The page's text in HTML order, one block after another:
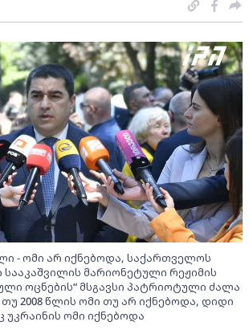
- ომი არ იქნებოდა, საქართველოს
მარიონეტული რეჟიმის
ოცნების“ მსგავსი პატრიოტული ძალა
2008 წლის ომი თუ არ იქნებოდა, დიდი
ომი იქნებოდა